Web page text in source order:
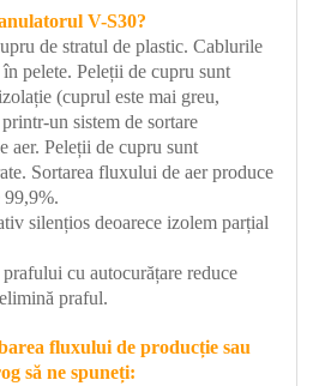
V-S30?
de stratul de plastic. Cablurile
pelete. Peleții de cupru sunt
(cuprul este mai greu,
un sistem de sortare
aer. Peleții de cupru sunt
Sortarea fluxului de aer produce
99,9%.
silențios deoarece izolem parțial
cu autocurățare reduce
praful.
fluxului de producție sau
să ne spuneți: